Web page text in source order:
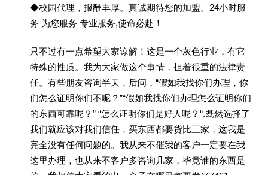
◆校园代理，报酬丰厚。真诚期待您的加盟。24小时服
务 为您服务 专业服务,使命必赴！
只不过有一点希望大家谅解！这是一个灰色行业，有它
特殊的性质。我为大家做这个事情，担着很重的法律责
任。有些朋友咨询半天，后问，“假如我找你们办理，你
们怎么证明你们不呢？”“假如我找你们办理怎么证明你们
的东西可靠呢？” “怎么证明你们是好人呢？“.既然选择了
我们就应该对我们信任，买东西都要货比三家，这我是
完全没有任何问题的。我从来不催我的客户一定要在我
这里办理，也从来不客户多咨询几家，毕竟谁的东西是